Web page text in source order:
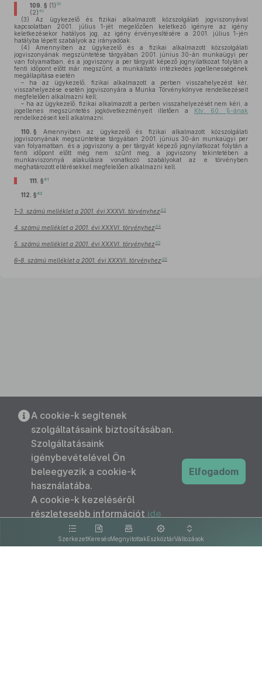
109. § (1) 39
(2)40
(3) Az ügykezelő és fizikai alkalmazott közszolgálati jogviszonyával
kapcsolatban 2001. július 1-jét megelőzően keletkező igényre az igény
keletkezésekor hatályos jog, az igény érvényesítésére a 2001. július 1-jén
hatályba lépett szabályok az irányadóak.
(4) Amennyiben az ügykezelő és a fizikai alkalmazott közszolgálati
jogviszonyának megszüntetése tárgyában 2001. június 30-án munkaügyi per
van folyamatban, és a jogviszony a per tárgyát képező jognyilatkozat folytán a
fenti időpont előtt már megszűnt, a munkáltatói intézkedés jogellenességének
megállapítása esetén
– ha az ügykezelő, fizikai alkalmazott a perben visszahelyezést kér,
visszahelyezése esetén jogviszonyára a Munka Törvénykönyve rendelkezéseit
megfelelően alkalmazni kell;
– ha az ügykezelő, fizikai alkalmazott a perben visszahelyezését nem kéri, a
jogellenes megszüntetés jogkövetkezményeit illetően a
Ktv. 60. §-ának
rendelkezéseit kell alkalmazni.
110. § Amennyiben az ügykezelő és fizikai alkalmazott közszolgálati
jogviszonyának megszüntetése tárgyában 2001. június 30-án munkaügyi per
van folyamatban, és a jogviszony a per tárgyát képező jognyilatkozat folytán a
fenti időpont előtt még nem szűnt meg, a jogviszony tekintetében a
munkaviszonnyá alakulásra vonatkozó szabályokat az e törvényben
meghatározott eltérésekkel megfelelően alkalmazni kell.
111. §41
112. §42
1–3. számú melléklet a 2001. évi XXXVI. törvényhez43
4. számú melléklet a 2001. évi XXXVI. törvényhez44
5. számú melléklet a 2001. évi XXXVI. törvényhez45
6–8. számú melléklet a 2001. évi XXXVI. törvényhez46
SzerkezetKeresésMegnyitottakEszköztárVáltozások
A cookie-k segítenek
szolgáltatásaink biztosításában.
Szolgáltatásaink
igénybevételével Ön
beleegyezik a cookie-k
használatába.
A cookie-k kezeléséről
részletesebb információt ide
kattintva olvashat.
Elfogadom